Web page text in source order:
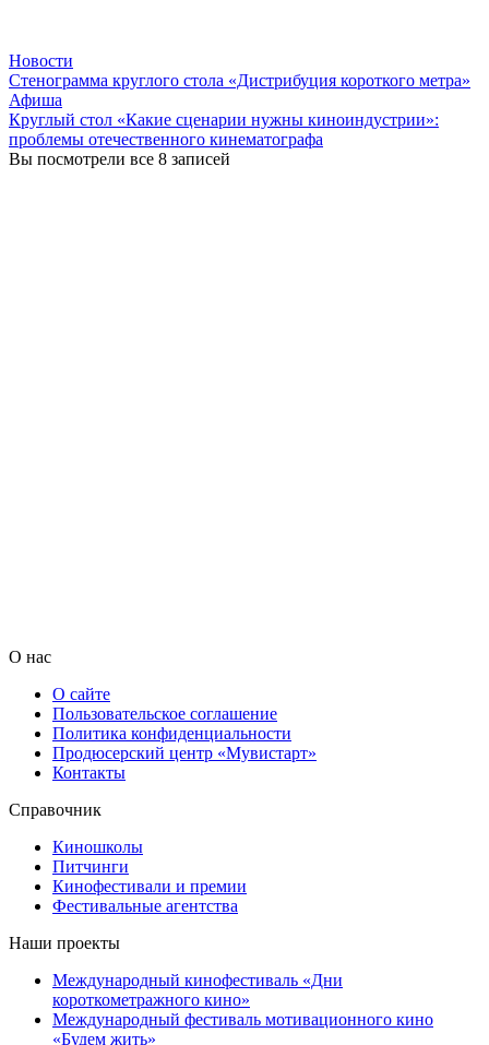
Новости
Стенограмма круглого стола «Дистрибуция короткого метра»
Афиша
Круглый стол «Какие сценарии нужны киноиндустрии»:
проблемы отечественного кинематографа
Вы посмотрели все 8 записей
О нас
О сайте
Пользовательское соглашение
Политика конфиденциальности
Продюсерский центр «Мувистарт»
Контакты
Справочник
Киношколы
Питчинги
Кинофестивали и премии
Фестивальные агентства
Наши проекты
Международный кинофестиваль «Дни
короткометражного кино»
Международный фестиваль мотивационного кино
«Будем жить»